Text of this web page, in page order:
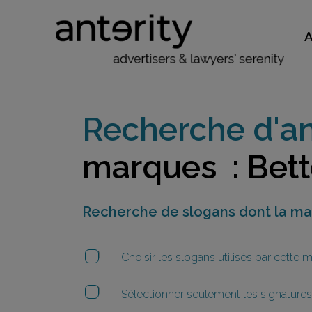
Recherche
marques :
Recherche de slogans dont la
Choisir les slogans utilisés par cette
Sélectionner seulement les